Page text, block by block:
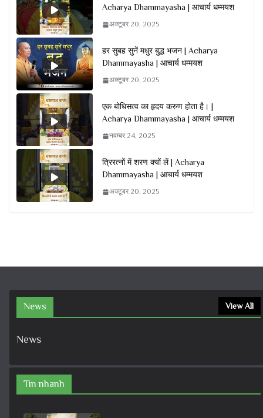
Acharya Dhammayasha | आचार्य धम्मयश
अक्टूबर 20, 2025
हर सुबह सुनें मधुर बुद्ध भजन | Acharya
Dhammayasha | आचार्य धम्मयश
अक्टूबर 20, 2025
एक बोधिसत्व का हृदय करुण होता है। |
Acharya Dhammayasha | आचार्य धम्मयश
नवम्बर 24, 2025
त्रिरत्नों में शरण क्यों लें | Acharya
Dhammayasha | आचार्य धम्मयश
अक्टूबर 20, 2025
News View All
News
Tin nhanh